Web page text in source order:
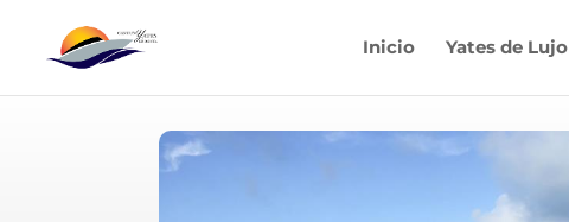
Inicio Yates de Lujo